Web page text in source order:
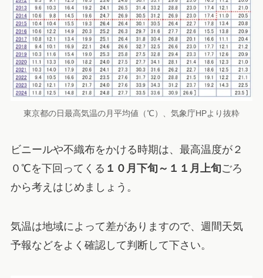
東京都の日最高気温の月平均値（℃）、気象庁HPより抜粋
ビニールや不織布をかける時期は、最高温度が２
０℃を下回ってくる １０月下旬～１１月上旬ごろ
から考えはじめましょう。
気温は地域によって差がありますので、週間天気
予報などをよく確認して判断して下さい。